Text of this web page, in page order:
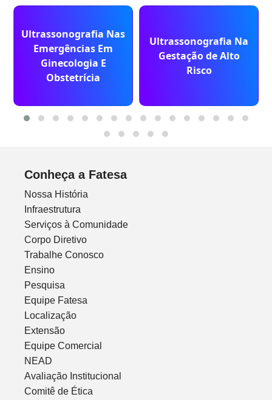
Ultrassonografia Nas
Emergências Em
Ginecologia E
Obstetrícia
Ultrassonografia Na
Gestação de Alto
Risco
Conheça a Fatesa
Nossa História
Infraestrutura
Serviços à Comunidade
Corpo Diretivo
Trabalhe Conosco
Ensino
Pesquisa
Equipe Fatesa
Localização
Extensão
Equipe Comercial
NEAD
Avaliação Institucional
Comitê de Ética